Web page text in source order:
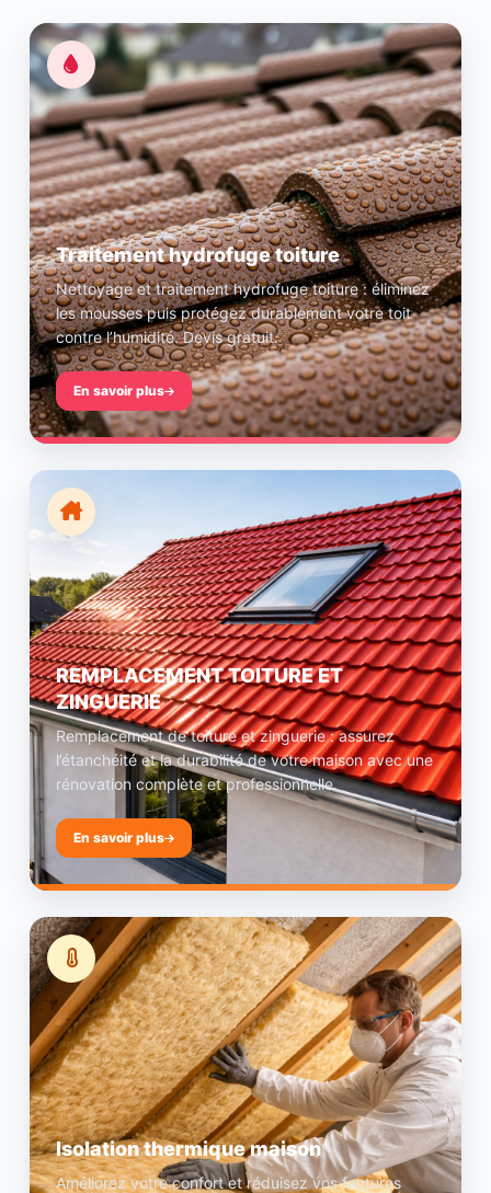
Traitement hydrofuge toiture
Nettoyage et traitement hydrofuge toiture : éliminez
les mousses puis protégez durablement votre toit
contre l’humidité. Devis gratuit.
En savoir plus
REMPLACEMENT TOITURE ET
ZINGUERIE
Remplacement de toiture et zinguerie : assurez
l’étanchéité et la durabilité de votre maison avec une
rénovation complète et professionnelle.
En savoir plus
Isolation thermique maison
Améliorez votre confort et réduisez vos factures